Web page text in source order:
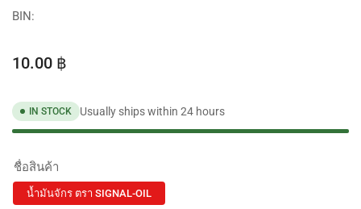
BIN:
Regular
10.00 ฿
IN STOCK Usually ships within 24 hours
ชื่อสินค้า
น้ำมันจักร ตรา SIGNAL-OIL